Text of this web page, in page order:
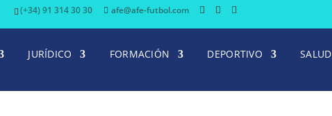
(+34) 91 314 30 30 afe@afe-futbol.com
JURÍDICO FORMACIÓN DEPORTIVO SALUD